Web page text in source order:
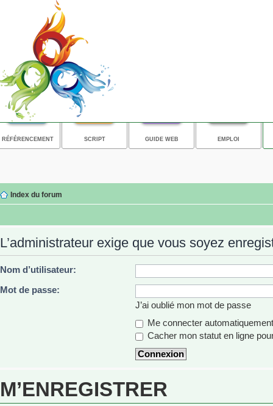
RÉFÉRENCEMENT SCRIPT GUIDE WEB EMPLOI
Index du forum
L’administrateur exige que vous soyez
Nom d’utilisateur:
Mot de passe:
J’ai oublié mon mot de passe
Me connecter
Cacher mon statut en ligne
M’ENREGISTRER